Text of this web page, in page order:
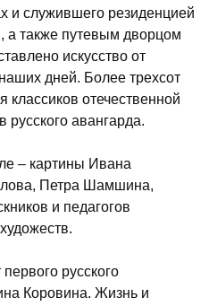
и служившего резиденцией
а также путевым дворцом
искусство от
дней. Более трехсот
отечественной
русского авангарда.
– картины Ивана
Петра Шамшина,
и педагогов
русского
Коровина. Жизнь и